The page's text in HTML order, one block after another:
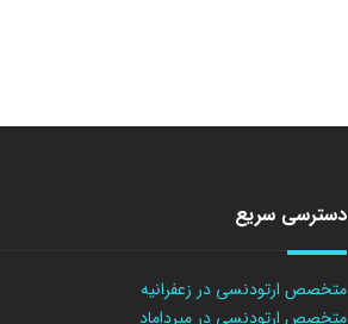
دسترسی سریع
متخصص ارتودنسی در زعفرانیه
متخصص ارتودنسی در میرداماد